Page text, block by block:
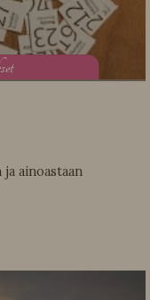
ja ainoastaan